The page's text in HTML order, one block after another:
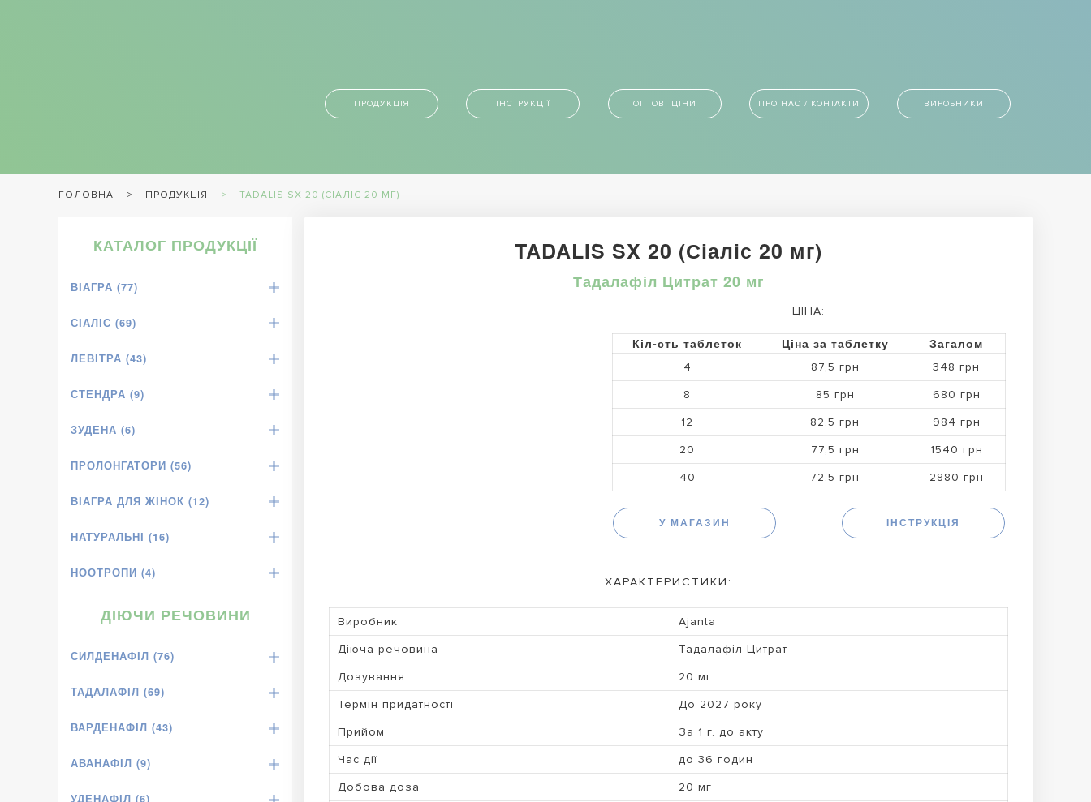
ПРОДУКЦІЯ ІНСТРУКЦІЇ ОПТОВІ ЦІНИ ПРО НАС / КОНТАКТИ ВИРОБНИКИ
ГОЛОВНА ПРОДУКЦІЯ TADALIS SX 20 (СІАЛІС 20 МГ)
КАТАЛОГ ПРОДУКЦІЇ
ВІАГРА (77)
СІАЛІС (69)
ЛЕВІТРА (43)
СТЕНДРА (9)
ЗУДЕНА (6)
ПРОЛОНГАТОРИ (56)
ВІАГРА ДЛЯ ЖІНОК (12)
НАТУРАЛЬНІ (16)
НООТРОПИ (4)
ДІЮЧИ РЕЧОВИНИ
СИЛДЕНАФІЛ (76)
ТАДАЛАФІЛ (69)
ВАРДЕНАФІЛ (43)
АВАНАФІЛ (9)
УДЕНАФІЛ (6)
TADALIS SX 20 (Сіаліс 20 мг)
Тадалафіл Цитрат 20 мг
ЦІНА:
Кіл-сть таблеток Ціна за таблетку Загалом
4 87,5 грн
348 грн
8
85 грн
680 грн
12
82,5 грн
984 грн
20
77,5 грн
1540 грн
40
72,5 грн 2880 грн
У МАГАЗИН ІНСТРУКЦІЯ
ХАРАКТЕРИСТИКИ:
Виробник
Ajanta
Діюча речовина
Тадалафіл Цитрат
Дозування
20 мг
Термін придатності
До 2027 року
Прийом
За 1 г. до акту
Час дії
до 36 годин
Добова доза
20 мг